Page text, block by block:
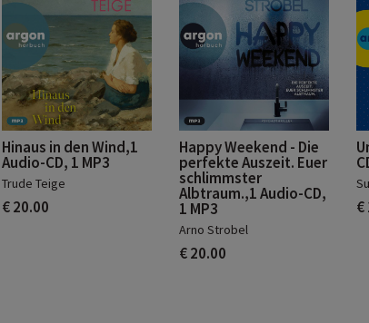
Hinaus in den Wind,1
Audio-CD, 1 MP3
Trude Teige
€ 20.00
Happy Weekend - Die
perfekte Auszeit. Euer
schlimmster
Albtraum.,1 Audio-CD,
1 MP3
Arno Strobel
€ 20.00
€